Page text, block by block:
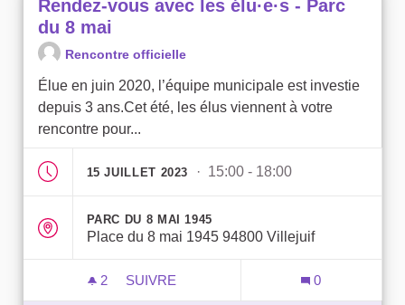
Rendez-vous avec les élu·e·s - Parc
du 8 mai
Rencontre officielle
Élue en juin 2020, l’équipe municipale est investie
depuis 3 ans.Cet été, les élus viennent à votre
rencontre pour...
15 JUILLET 2023 · 15:00 - 18:00
PARC DU 8 MAI 1945
Place du 8 mai 1945 94800 Villejuif
2 2 ABONNÉS
SUIVRE
0